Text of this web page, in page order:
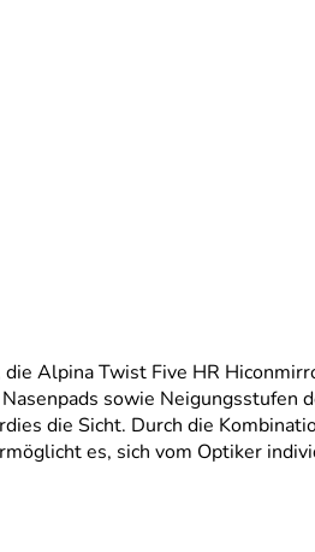
Alpina Twist Five HR
sowie
die Sicht. Durch die
es, sich vom Optiker